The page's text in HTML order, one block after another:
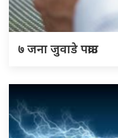
७ जना जुवाडे पक्राउ